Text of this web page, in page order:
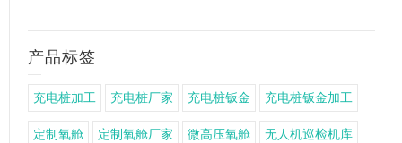
产品标签
充电桩加工 充电桩厂家 充电桩钣金 充电桩钣金加工
定制氧舱 定制氧舱厂家 微高压氧舱 无人机巡检机库